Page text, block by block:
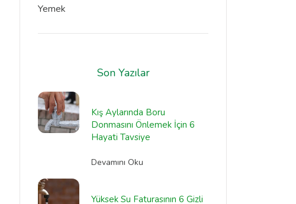
Yemek
Son Yazılar
Kış Aylarında Boru
Donmasını Önlemek İçin 6
Hayati Tavsiye
Devamını Oku
Yüksek Su Faturasının 6 Gizli